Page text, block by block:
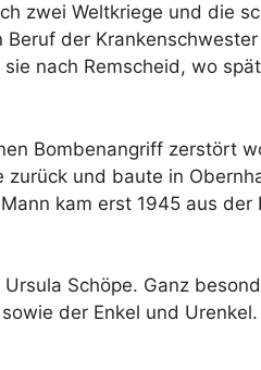
zwei Weltkriege und die
der
nach Remscheid, wo
Bombenangriff zerstört
zurück und baute in
kam erst 1945 aus der
Schöpe. Ganz
der Enkel und Urenkel.